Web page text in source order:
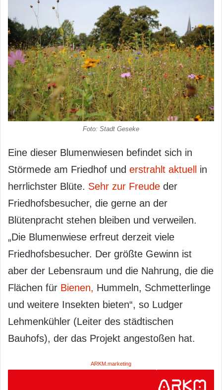
Foto: Stadt Geseke
Eine dieser Blumenwiesen befindet sich in
Störmede am Friedhof und erstrahlt aktuell
in
herrlichster Blüte. Sehr zur Freude der
Friedhofsbesucher, die gerne an der
Blütenpracht stehen bleiben und verweilen.
„Die Blumenwiese erfreut derzeit viele
Friedhofsbesucher. Der größte Gewinn ist
aber der Lebensraum und die Nahrung, die die
Flächen für Bienen, Hummeln, Schmetterlinge
und weitere Insekten bieten“, so Ludger
Lehmenkühler (Leiter des städtischen
Bauhofs), der das Projekt angestoßen hat.
ARKM.marketing